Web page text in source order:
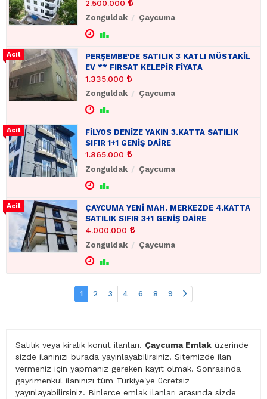
2.500.000
Zonguldak Çaycuma
PERŞEMBE'DE SATILIK 3 KATLI MÜSTAKİL
EV ** FIRSAT KELEPİR FİYATA
1.335.000
Zonguldak Çaycuma
FİLYOS DENİZE YAKIN 3.KATTA SATILIK
SIFIR 1+1 GENİŞ DAİRE
1.865.000
Zonguldak Çaycuma
ÇAYCUMA YENİ MAH. MERKEZDE 4.KATTA
SATILIK SIFIR 3+1 GENİŞ DAİRE
4.000.000
Zonguldak Çaycuma
1 2 3 4 6 8 9
Satılık veya kiralık konut ilanları. Çaycuma Emlak üzerinde
sizde ilanınızı burada yayınlayabilirsiniz. Sitemizde ilan
vermeniz için yapmanız gereken kayıt olmak. Sonrasında
gayrimenkul ilanınızı tüm Türkiye'ye ücretsiz
yayınlayabilirsiniz. Binlerce emlak ilanları arasında sizde